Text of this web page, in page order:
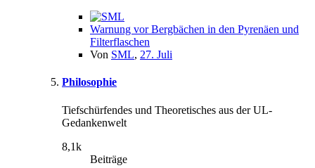
Warnung vor Bergbächen in den Pyrenäen und
Filterflaschen
Von SML, 27. Juli
Philosophie
Tiefschürfendes und Theoretisches aus der UL-
Gedankenwelt
8,1k
Beiträge